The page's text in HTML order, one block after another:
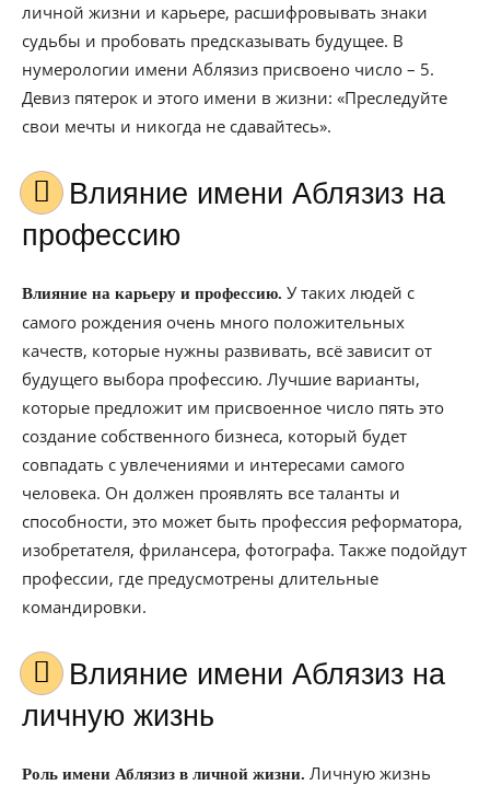
личной жизни и карьере, расшифровывать знаки
судьбы и пробовать предсказывать будущее. В
нумерологии имени Аблязиз присвоено число – 5.
Девиз пятерок и этого имени в жизни: «Преследуйте
свои мечты и никогда не сдавайтесь».
Влияние имени Аблязиз на
профессию
Влияние на карьеру и профессию. У таких людей с
самого рождения очень много положительных
качеств, которые нужны развивать, всё зависит от
будущего выбора профессию. Лучшие варианты,
которые предложит им присвоенное число пять это
создание собственного бизнеса, который будет
совпадать с увлечениями и интересами самого
человека. Он должен проявлять все таланты и
способности, это может быть профессия реформатора,
изобретателя, фрилансера, фотографа. Также подойдут
профессии, где предусмотрены длительные
командировки.
Влияние имени Аблязиз на
личную жизнь
Роль имени Аблязиз в личной жизни. Личную жизнь